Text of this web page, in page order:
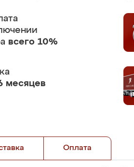
всего 10%
месяцев
Оплата